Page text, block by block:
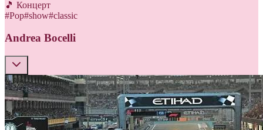
🎵 Концерт
#Pop#show#classic
Andrea Bocelli